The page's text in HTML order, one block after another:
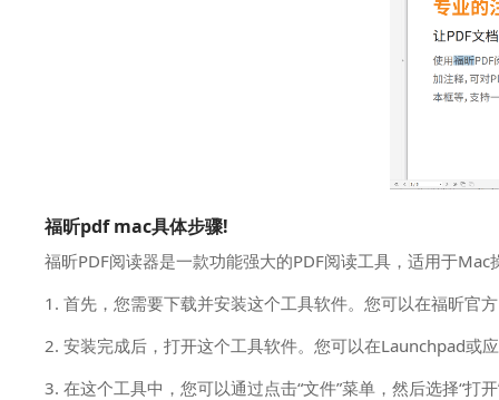
福昕pdf mac具体步骤!
福昕PDF阅读器是一款功能强大的PDF阅读工具，适用于
1. 首先，您需要下载并安装这个工具软件。您可以在福昕官
2. 安装完成后，打开这个工具软件。您可以在Launchpad或
3. 在这个工具中，您可以通过点击“文件”菜单，然后选择“打